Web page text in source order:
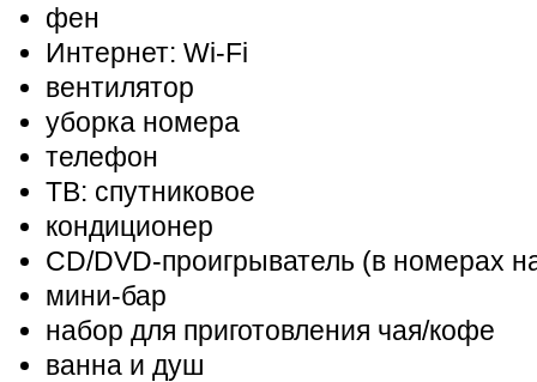
фен
Интернет: Wi-Fi
вентилятор
уборка номера
телефон
ТВ: спутниковое
кондиционер
CD/DVD-проигрыватель (в номерах
мини-бар
набор для приготовления чая/кофе
ванна и душ